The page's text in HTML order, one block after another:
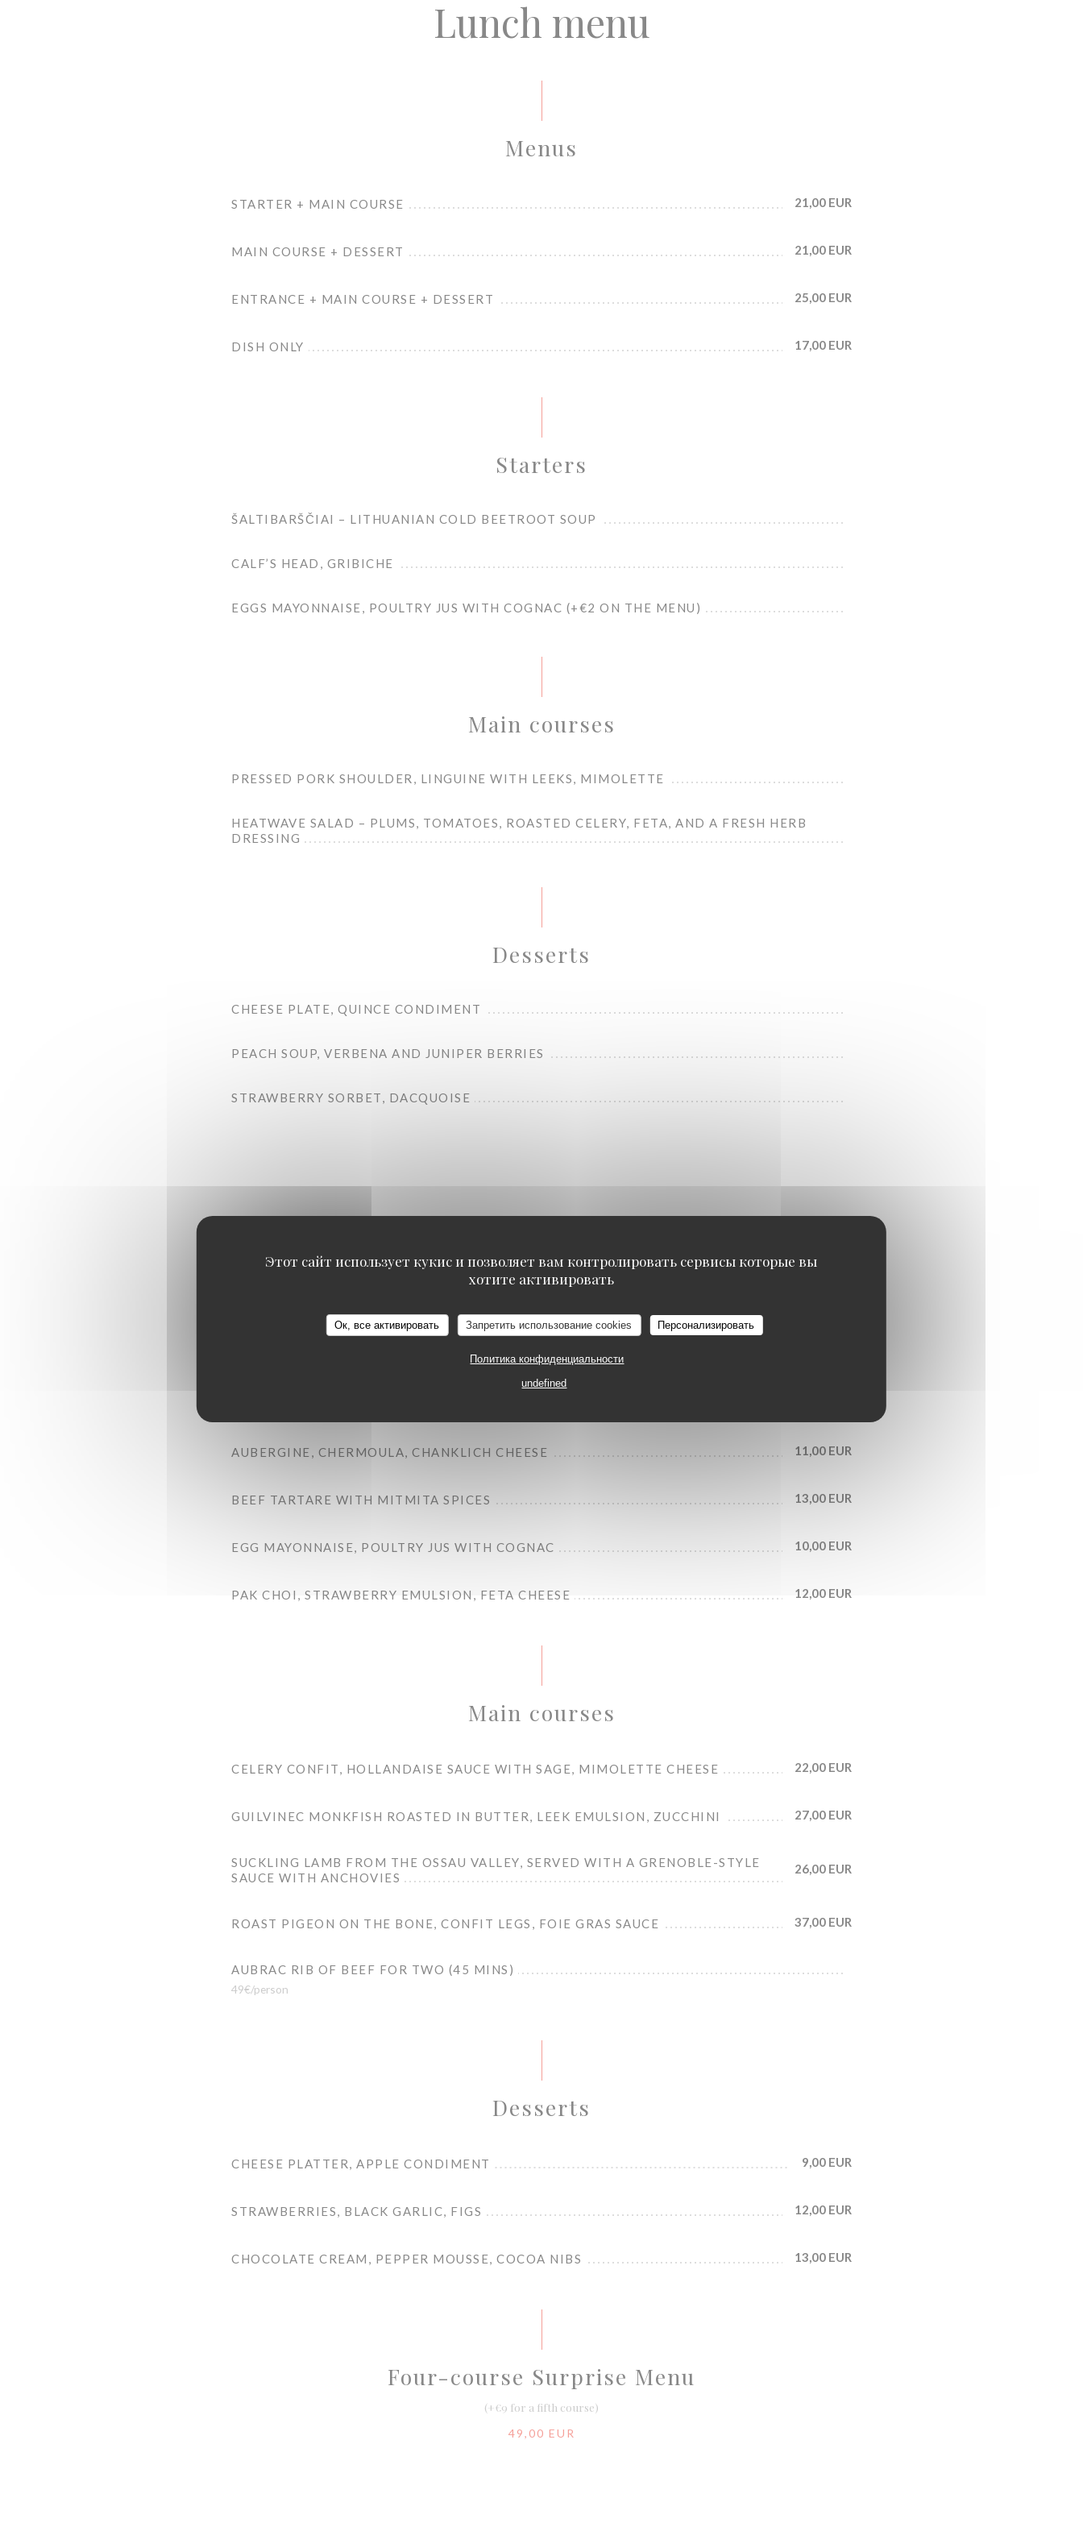
Этот сайт использует кукис и позволяет вам контролировать сервисы которые вы
хотите активировать
Ок, все активировать Запретить использование cookies Персонализировать
Политика конфиденциальности
undefined
Lunch menu
Menus
STARTER + MAIN COURSE 21,00 EUR
MAIN COURSE + DESSERT 21,00 EUR
ENTRANCE + MAIN COURSE + DESSERT 25,00 EUR
DISH ONLY 17,00 EUR
Starters
ŠALTIBARŠČIAI – LITHUANIAN COLD BEETROOT SOUP
CALF’S HEAD, GRIBICHE
EGGS MAYONNAISE, POULTRY JUS WITH COGNAC (+€2 ON THE MENU)
Main courses
PRESSED PORK SHOULDER, LINGUINE WITH LEEKS, MIMOLETTE
HEATWAVE SALAD – PLUMS, TOMATOES, ROASTED CELERY, FETA, AND A FRESH HERB
DRESSING
Desserts
CHEESE PLATE, QUINCE CONDIMENT
PEACH SOUP, VERBENA AND JUNIPER BERRIES
STRAWBERRY SORBET, DACQUOISE
The evening
Starters
AUBERGINE, CHERMOULA, CHANKLICH CHEESE 11,00 EUR
BEEF TARTARE WITH MITMITA SPICES 13,00 EUR
EGG MAYONNAISE, POULTRY JUS WITH COGNAC 10,00 EUR
PAK CHOI, STRAWBERRY EMULSION, FETA CHEESE 12,00 EUR
Main courses
CELERY CONFIT, HOLLANDAISE SAUCE WITH SAGE, MIMOLETTE CHEESE 22,00 EUR
GUILVINEC MONKFISH ROASTED IN BUTTER, LEEK EMULSION, ZUCCHINI 27,00 EUR
SUCKLING LAMB FROM THE OSSAU VALLEY, SERVED WITH A GRENOBLE-STYLE
SAUCE WITH ANCHOVIES
26,00 EUR
ROAST PIGEON ON THE BONE, CONFIT LEGS, FOIE GRAS SAUCE 37,00 EUR
AUBRAC RIB OF BEEF FOR TWO (45 MINS)
49€/person
Desserts
CHEESE PLATTER, APPLE CONDIMENT 9,00 EUR
STRAWBERRIES, BLACK GARLIC, FIGS 12,00 EUR
CHOCOLATE CREAM, PEPPER MOUSSE, COCOA NIBS 13,00 EUR
Four-course Surprise Menu
(+€9 for a fifth course)
49,00 EUR